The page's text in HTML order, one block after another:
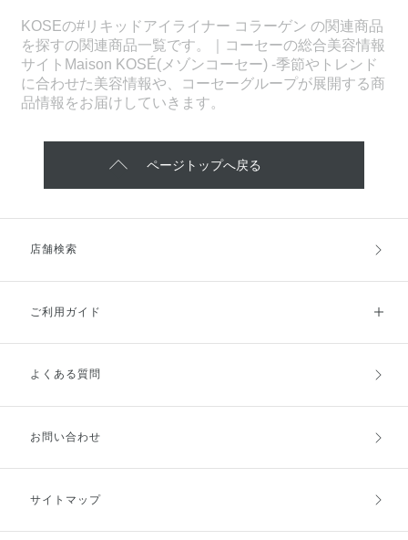
KOSEの#リキッドアイライナー コラーゲン の関連商品
を探すの関連商品一覧です。｜コーセーの総合美容情報
サイトMaison KOSÉ(メゾンコーセー) -季節やトレンド
に合わせた美容情報や、コーセーグループが展開する商
品情報をお届けしていきます。
ページトップへ戻る
店舗検索
ご利用ガイド
ご利用ガイドトップ
お支払方法
キャンセル・返品・交換
よくある質問
お問い合わせ
サイトマップ